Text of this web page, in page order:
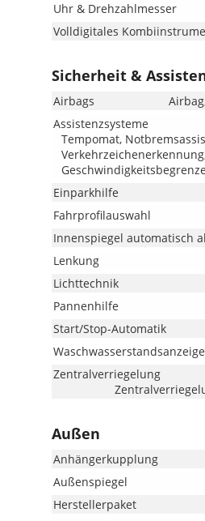
Uhr & Drehzahlmesser
Volldigitales
Sicherheit &
Airbags
Assistenzsysteme
Tempomat,
Einparkhilfe
Fahrprofilauswahl
Innenspiegel automatisch
Lenkung
Lichttechnik
Pannenhilfe
Start/Stop-Automatik
Waschwasserstandsanzeige
Zentralverriegelung
Außen
Anhängerkupplung
Außenspiegel
Herstellerpaket